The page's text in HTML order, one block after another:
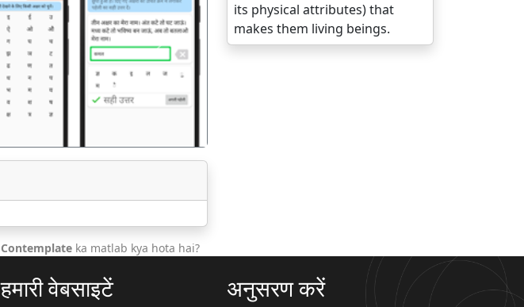
अगला
its physical attributes) that
makes them living beings.
Contemplate ka matlab kya hota hai?
हमारी वेबसाइटें अनुसरण करें